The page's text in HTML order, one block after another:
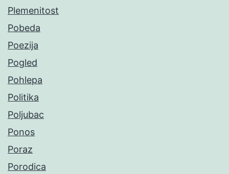
Plemenitost
Pobeda
Poezija
Pogled
Pohlepa
Politika
Poljubac
Ponos
Poraz
Porodica